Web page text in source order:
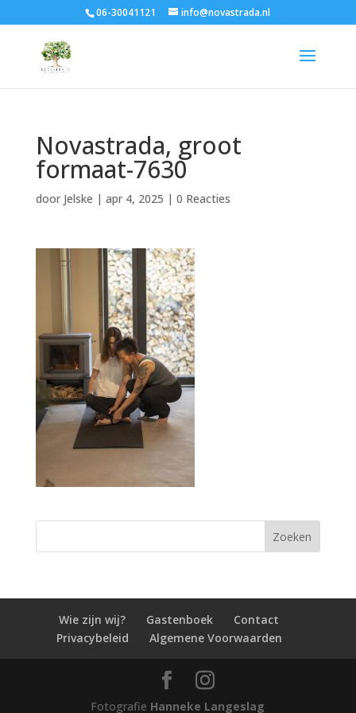
06-30041121 info@novastrada.nl
Novastrada, groot
formaat-7630
door Jelske | apr 4, 2025 | 0 Reacties
Wie zijn wij? Gastenboek
Contact
Privacybeleid
Algemene Voorwaarden
Fotografie Hanneke Langeslag